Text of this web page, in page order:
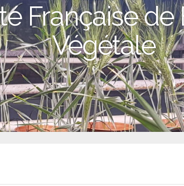
Française de
Végétale